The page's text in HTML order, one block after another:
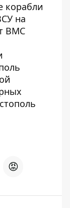
корабли
на
ВМС
😡